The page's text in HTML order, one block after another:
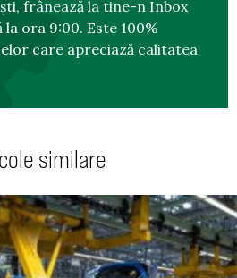
frânează la tine-n Inbox
ora 9:00. Este 100%
care apreciază calitatea
similare